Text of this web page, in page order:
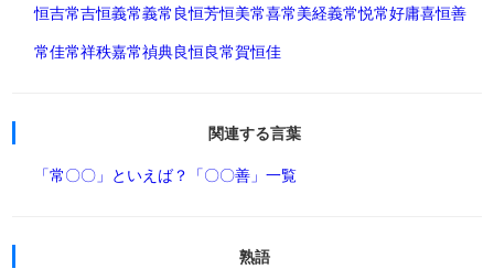
恒吉常吉恒義常義常良恒芳恒美常喜常美経義常悦常好庸喜恒善
常佳常祥秩嘉常禎典良恒良常賀恒佳
関連する言葉
「常〇〇」といえば？ 「〇〇善」一覧
熟語